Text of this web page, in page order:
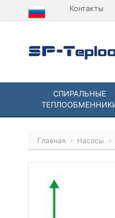
Контакты
СПИРАЛЬНЫЕ
Главная Насосы